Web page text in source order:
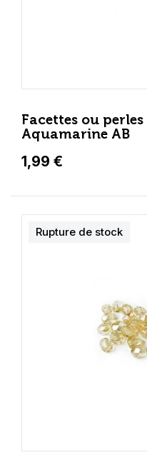
Facettes ou
Aquamarine AB
1,99 €
Rupture de stock